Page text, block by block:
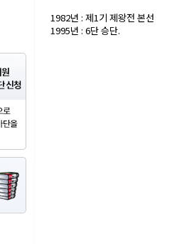
1982년 : 제1기 제왕전 본선
1995년 : 6단 승단.